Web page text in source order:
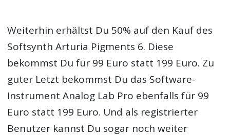
Weiterhin erhältst Du 50% auf den Kauf des
Softsynth Arturia Pigments 6. Diese
bekommst Du für 99 Euro statt 199 Euro. Zu
guter Letzt bekommst Du das Software-
Instrument Analog Lab Pro ebenfalls für 99
Euro statt 199 Euro. Und als registrierter
Benutzer kannst Du sogar noch weiter